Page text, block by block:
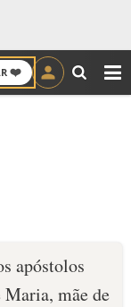
❤️
apóstolos
mãe de